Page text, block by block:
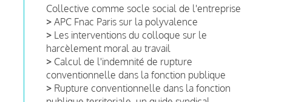
Collective comme socle social de l'entreprise
> APC Fnac Paris sur la polyvalence
> Les interventions du colloque sur le
harcèlement moral au travail
> Calcul de l'indemnité de rupture
conventionnelle dans la fonction publique
> Rupture conventionnelle dans la fonction